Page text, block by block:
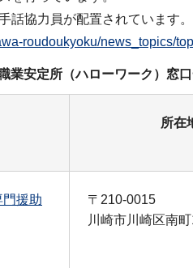
話協力員が配置されています
roudoukyoku/news_topics/
業安定所（ハローワーク）窓
所在
援助
〒210-0015
川崎市川崎区南